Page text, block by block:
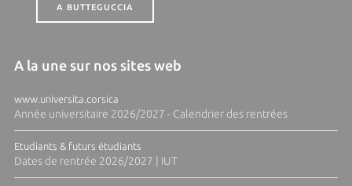
A BUTTEGUCCIA
A la une sur nos sites web
www.universita.corsica
Année universitaire 2026/2027 - Calendrier des rentrées
Etudiants & futurs étudiants
Dates de rentrée 2026/2027 | IUT